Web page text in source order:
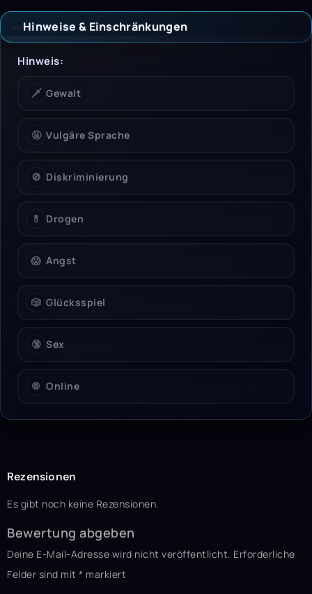
Hinweise & Einschränkungen
Hinweise &
Hinweis:
🗡️ Gewalt
🤬 Vulgäre Sprache
🚫 Diskriminierung
💊 Drogen
😱 Angst
🎲 Glücksspiel
🔞 Sex
🌐 Online
Rezensionen
Es gibt noch keine Rezensionen.
Bewertung abgeben
Deine E-Mail-Adresse wird nicht veröffentlicht. Erforderliche
Felder sind mit * markiert